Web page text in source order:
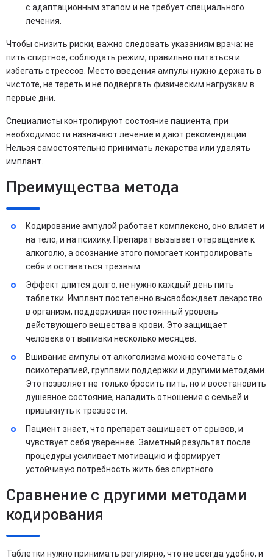
с адаптационным этапом и не требует специального
лечения.
Чтобы снизить риски, важно следовать указаниям врача: не
пить спиртное, соблюдать режим, правильно питаться и
избегать стрессов. Место введения ампулы нужно держать в
чистоте, не тереть и не подвергать физическим нагрузкам в
первые дни.
Специалисты контролируют состояние пациента, при
необходимости назначают лечение и дают рекомендации.
Нельзя самостоятельно принимать лекарства или удалять
имплант.
Преимущества метода
Кодирование ампулой работает комплексно, оно влияет и
на тело, и на психику. Препарат вызывает отвращение к
алкоголю, а осознание этого помогает контролировать
себя и оставаться трезвым.
Эффект длится долго, не нужно каждый день пить
таблетки. Имплант постепенно высвобождает лекарство
в организм, поддерживая постоянный уровень
действующего вещества в крови. Это защищает
человека от выпивки несколько месяцев.
Вшивание ампулы от алкоголизма можно сочетать с
психотерапией, группами поддержки и другими методами.
Это позволяет не только бросить пить, но и восстановить
душевное состояние, наладить отношения с семьей и
привыкнуть к трезвости.
Пациент знает, что препарат защищает от срывов, и
чувствует себя увереннее. Заметный результат после
процедуры усиливает мотивацию и формирует
устойчивую потребность жить без спиртного.
Сравнение с другими методами
кодирования
Таблетки нужно принимать регулярно, что не всегда удобно, и